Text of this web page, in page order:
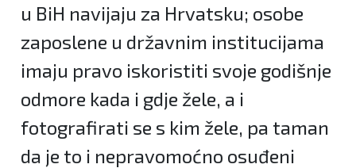
u BiH navijaju za Hrvatsku; osobe
zaposlene u državnim institucijama
imaju pravo iskoristiti svoje godišnje
odmore kada i gdje žele, a i
fotografirati se s kim žele, pa taman
da je to i nepravomoćno osuđeni